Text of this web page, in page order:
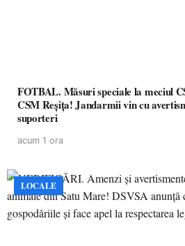
FOTBAL. Măsuri speciale la meciul
CSM Reșița! Jandarmii vin cu
suporteri
acum 1 ora
LOCALE